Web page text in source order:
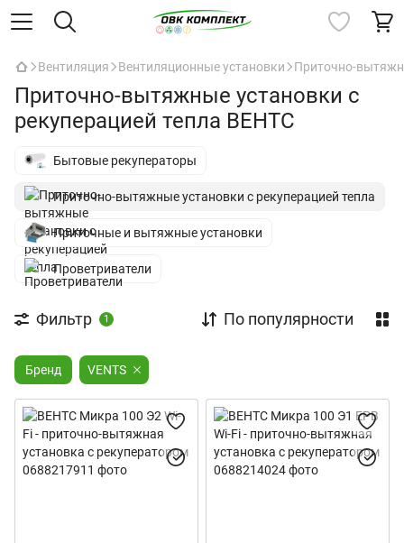
Вентиляция Вентиляционные установки Приточно-
Приточно-вытяжные установки с
рекуперацией тепла ВЕНТС
Бытовые рекуператоры
Приточно-вытяжные установки с рекуперацией тепла
Приточные и вытяжные установки
Проветриватели
Фильтр 1 По популярности
Бренд VENTS